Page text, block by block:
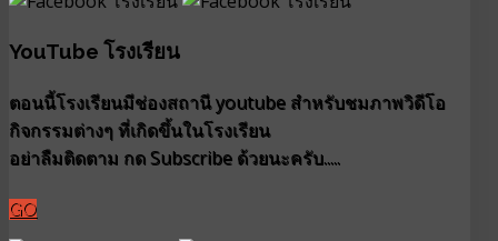
YouTube โรงเรียน
ตอนนี้โรงเรียนมีช่องสถานี youtube สำหรับชมภาพวิดีโอ
กิจกรรมต่างๆ ที่เกิดขึ้นในโรงเรียน
อย่าลืมติดตาม กด Subscribe ด้วยนะครับ.....
GO